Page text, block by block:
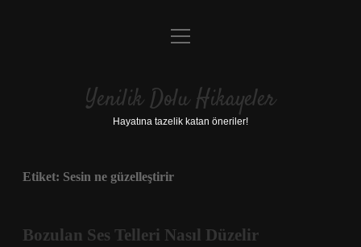
Anasayfa
Yasal Uyarı
menüyü
Yenilik Dolu Hikayeler
Hayatına tazelik katan öneriler!
Etiket: Sesin ne güzelleştirir
Bozulan Ses Telleri Nasıl Düzelir